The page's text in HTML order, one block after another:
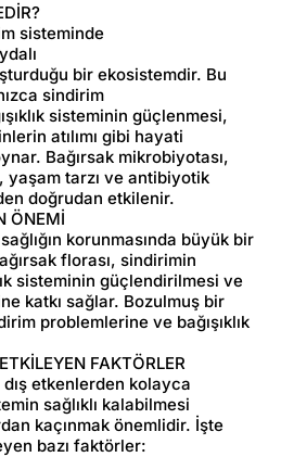
sisteminde
bir ekosistemdir. Bu
sindirim
sisteminin güçlenmesi,
atılımı gibi hayati
Bağırsak mikrobiyotası,
yaşam tarzı ve antibiyotik
doğrudan etkilenir.
ÖNEMİ
korunmasında büyük bir
florası, sindirimin
sisteminin güçlendirilmesi ve
katkı sağlar. Bozulmuş bir
problemlerine ve bağışıklık
FAKTÖRLER
etkenlerden kolayca
sağlıklı kalabilmesi
kaçınmak önemlidir. İşte
bazı faktörler: